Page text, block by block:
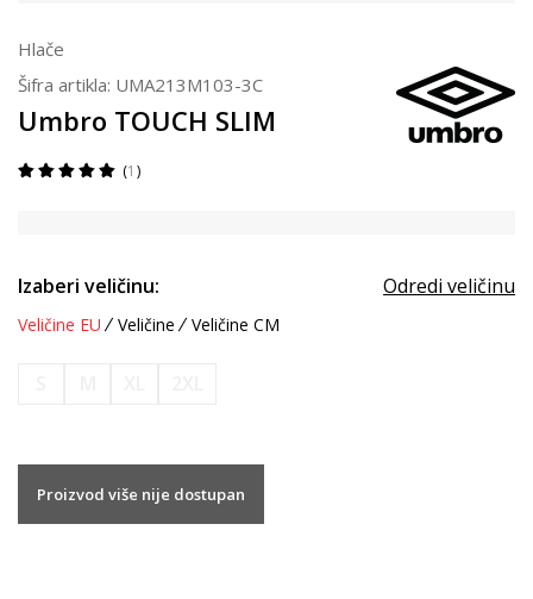
Hlače
Šifra artikla: UMA213M103-3C
Umbro TOUCH SLIM
1
Izaberi veličinu: Odredi veličinu
Veličine EU Veličine Veličine CM
Proizvod više nije dostupan